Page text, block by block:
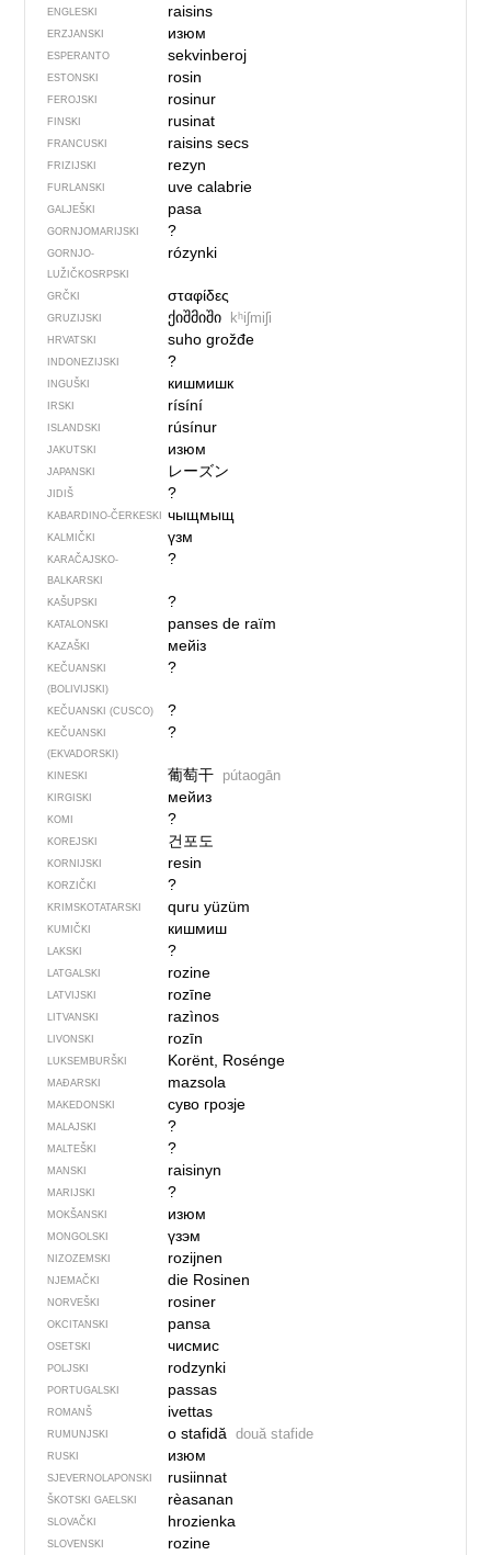
ENGLESKI raisins
ERZJANSKI изюм
ESPERANTO sekvinberoj
ESTONSKI rosin
FEROJSKI rosinur
FINSKI rusinat
FRANCUSKI raisins secs
FRIZIJSKI rezyn
FURLANSKI uve calabrie
GALJEŠKI pasa
GORNJOMARIJSKI ?
GORNJO­
LUŽIČKOSRPSKI
rózynki
GRČKI σταφίδες
GRUZIJSKI ქიშმიში kʰiʃmiʃi
HRVATSKI suho grožđe
INDONEZIJSKI ?
INGUŠKI кишмишк
IRSKI rísíní
ISLANDSKI rúsínur
JAKUTSKI изюм
JAPANSKI レーズン
JIDIŠ ?
KABARDINO-ČERKESKI чыщмыщ
KALMIČKI үзм
KARAČAJSKO-
BALKARSKI
?
KAŠUPSKI ?
KATALONSKI panses de raïm
KAZAŠKI мейіз
KEČUANSKI
(BOLIVIJSKI)
?
KEČUANSKI (CUSCO) ?
KEČUANSKI
(EKVADORSKI)
?
KINESKI 葡萄干 pútaogān
KIRGISKI мейиз
KOMI ?
KOREJSKI 건포도
KORNIJSKI resin
KORZIČKI ?
KRIMSKOTATARSKI quru yüzüm
KUMIČKI кишмиш
LAKSKI ?
LATGALSKI rozine
LATVIJSKI rozīne
LITVANSKI razìnos
LIVONSKI rozīn
LUKSEMBURŠKI Korënt, Rosénge
MAĐARSKI mazsola
MAKEDONSKI суво грозје
MALAJSKI ?
MALTEŠKI ?
MANSKI raisinyn
MARIJSKI ?
MOKŠANSKI изюм
MONGOLSKI үзэм
NIZOZEMSKI rozijnen
NJEMAČKI die Rosinen
NORVEŠKI rosiner
OKCITANSKI pansa
OSETSKI чисмис
POLJSKI rodzynki
PORTUGALSKI passas
ROMANŠ ivettas
RUMUNJSKI o stafidă două stafide
RUSKI изюм
SJEVER­NO­LA­PONSKI rusiinnat
ŠKOTSKI GAELSKI rèasanan
SLOVAČKI hrozienka
SLOVENSKI rozine